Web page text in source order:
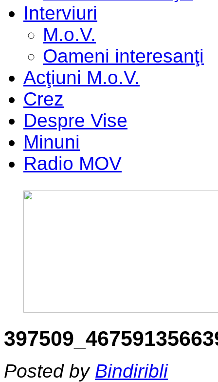
Interviuri
M.o.V.
Oameni interesanţi
Acţiuni M.o.V.
Crez
Despre Vise
Minuni
Radio MOV
Posted by Bindiribli